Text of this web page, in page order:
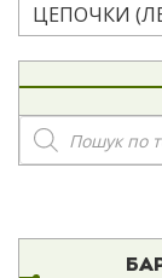
ЦЕПОЧКИ
Поиск
товаров